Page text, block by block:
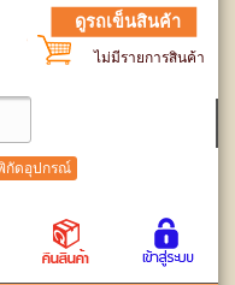
ดูรถเข็นสินค้า
ไม่มีรายการสินค้า
กัดอุปกรณ์